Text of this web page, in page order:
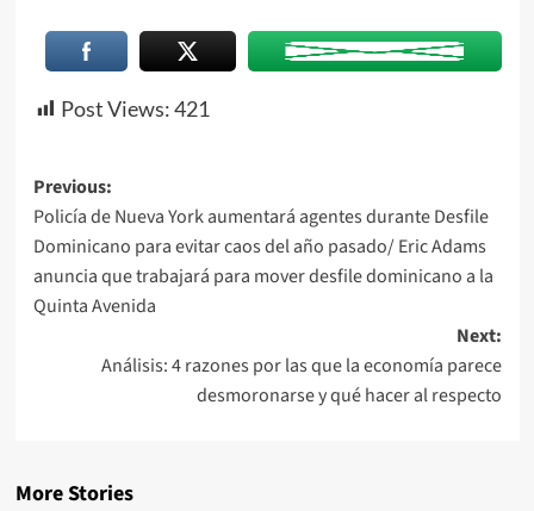
Post Views:421
Previous:
Policía de Nueva York aumentará agentes durante Desfile
Dominicano para evitar caos del año pasado/ Eric Adams
anuncia que trabajará para mover desfile dominicano a la
Quinta Avenida
Next:
Análisis: 4 razones por las que la economía parece
desmoronarse y qué hacer al respecto
More Stories